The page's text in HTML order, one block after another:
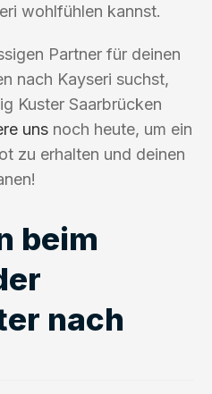
wohlfühlen kannst.
Partner für deinen
nach Kayseri suchst,
Kuster Saarbrücken
uns noch heute, um ein
zu erhalten und deinen
beim
nach